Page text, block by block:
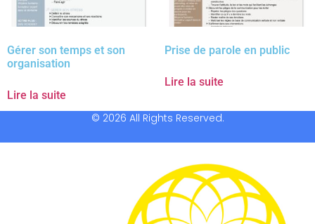
Gérer son temps et son
organisation
Lire la suite
Prise de parole en public
Lire la suite
© 2026 All Rights Reserved.